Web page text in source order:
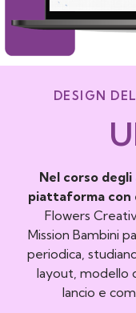
DESIGN
Nel corso
piattaforma con
Flowers
Mission Bambini
periodica,
layout, modello
lancio e